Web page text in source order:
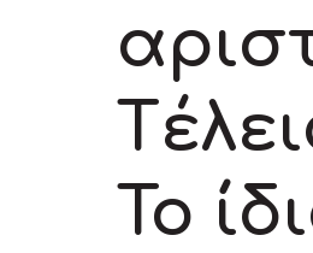
Το